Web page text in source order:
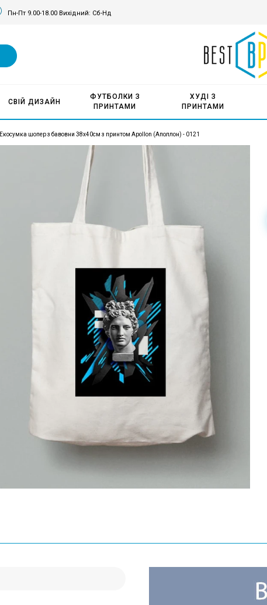
Пн-Пт 9.00-18.00 Вихідний: Сб-Нд
СВІЙ ДИЗАЙН
ФУТБОЛКИ З
ПРИНТАМИ
ХУДІ З
ПРИНТАМИ
Екосумка шопер з бавовни 38х40см з принтом Apollon (Аполлон) - 0121